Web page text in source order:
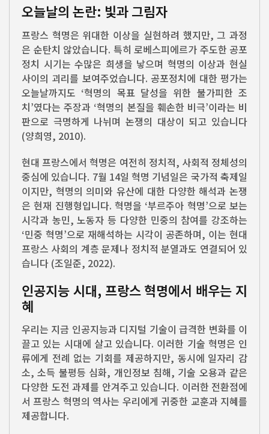
오늘날의 논란: 빛과 그림자
프랑스 혁명은 위대한 이상을 실현하려 했지만, 그 과정
은 순탄치 않았습니다. 특히 로베스피에르가 주도한 공포
정치 시기는 수많은 희생을 낳으며 혁명의 이상과 현실
사이의 괴리를 보여주었습니다. 공포정치에 대한 평가는
오늘날까지도 ‘혁명의 목표 달성을 위한 불가피한 조
치’였다는 주장과 ‘혁명의 본질을 훼손한 비극’이라는 비
판으로 극명하게 나뉘며 논쟁의 대상이 되고 있습니다
(양희영, 2010).
현대 프랑스에서 혁명은 여전히 정치적, 사회적 정체성의
중심에 있습니다. 7월 14일 혁명 기념일은 국가적 축제일
이지만, 혁명의 의미와 유산에 대한 다양한 해석과 논쟁
은 현재 진행형입니다. 혁명을 ‘부르주아 혁명’으로 보는
시각과 농민, 노동자 등 다양한 민중의 참여를 강조하는
‘민중 혁명’으로 재해석하는 시각이 공존하며, 이는 현대
프랑스 사회의 계층 문제나 정치적 분열과도 연결되어 있
습니다 (조일준, 2022).
인공지능 시대, 프랑스 혁명에서 배우는 지
혜
우리는 지금 인공지능과 디지털 기술이 급격한 변화를 이
끌고 있는 시대에 살고 있습니다. 이러한 기술 혁명은 인
류에게 전례 없는 기회를 제공하지만, 동시에 일자리 감
소, 소득 불평등 심화, 개인정보 침해, 기술 오용과 같은
다양한 도전 과제를 안겨주고 있습니다. 이러한 전환점에
서 프랑스 혁명의 역사는 우리에게 귀중한 교훈과 지혜를
제공합니다.